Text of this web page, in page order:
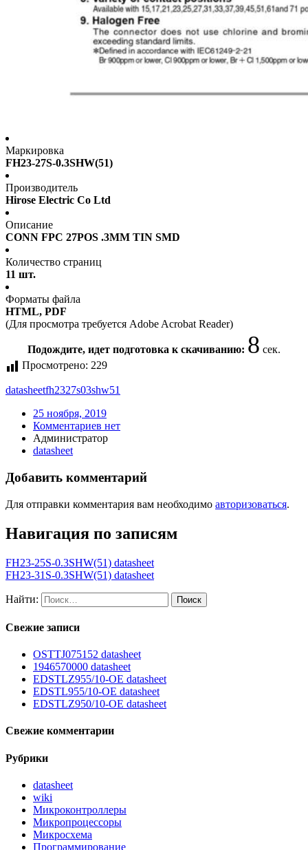
Маркировка
FH23-27S-0.3SHW(51)
Производитель
Hirose Electric Co Ltd
Описание
CONN FPC 27POS .3MM TIN SMD
Количество страниц
11 шт.
Форматы файла
HTML, PDF
(Для просмотра требуется Adobe Acrobat Reader)
Подождите, идет подготовка к скачиванию: 8 сек.
Просмотрено: 229
datasheetfh2327s03shw51
25 ноября, 2019
Комментариев нет
Администратор
datasheet
Добавить комментарий
Для отправки комментария вам необходимо авторизоваться.
Навигация по записям
FH23-25S-0.3SHW(51) datasheet
FH23-31S-0.3SHW(51) datasheet
Найти:
Свежие записи
OSTTJ075152 datasheet
1946570000 datasheet
EDSTLZ955/10-OE datasheet
EDSTL955/10-OE datasheet
EDSTLZ950/10-OE datasheet
Свежие комментарии
Рубрики
datasheet
wiki
Микроконтроллеры
Микропроцессоры
Микросхема
Программирование